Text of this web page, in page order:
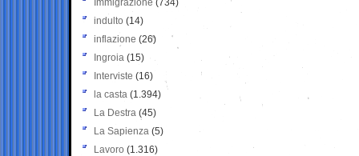
Immigrazione (734)
indulto (14)
inflazione (26)
Ingroia (15)
Interviste (16)
la casta (1.394)
La Destra (45)
La Sapienza (5)
Lavoro (1.316)